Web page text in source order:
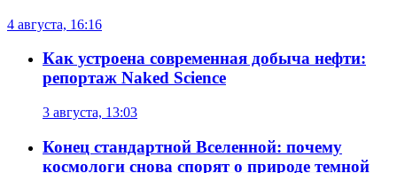
4 августа, 16:16
Как устроена современная добыча нефти:
репортаж Naked Science
3 августа, 13:03
Конец стандартной Вселенной: почему
космологи снова спорят о природе темной